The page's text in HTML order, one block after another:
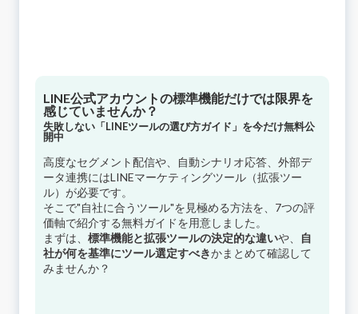
LINE公式アカウントの標準機能だけでは限界を
感じていませんか？
失敗しない「LINEツールの選び方ガイド」を今だけ無料公
開中
高度なセグメント配信や、自動シナリオ応答、外部デ
ータ連携にはLINEマーケティングツール（拡張ツー
ル）が必要です。
そこで"自社に合うツール"を見極める方法を、7つの評
価軸で紹介する無料ガイドを用意しました。
まずは、 標準機能と拡張ツールの決定的な違いや、
自
社が何を基準にツール選定すべきかまとめて確認して
みませんか？